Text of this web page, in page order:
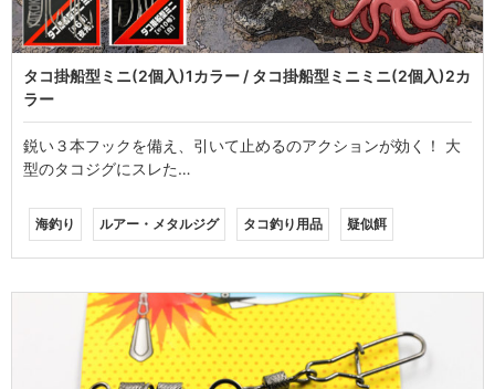
タコ掛船型ミニ(2個入)1カラー / タコ掛船型ミニミニ(2個入)2カ
ラー
鋭い３本フックを備え、引いて止めるのアクションが効く！ 大
型のタコジグにスレた…
海釣り ルアー・メタルジグ タコ釣り用品 疑似餌